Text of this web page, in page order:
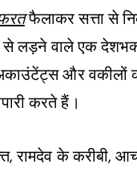
फैलाकर सत्ता से
से लड़ने वाले एक
और
करते हैं।
के करीबी,